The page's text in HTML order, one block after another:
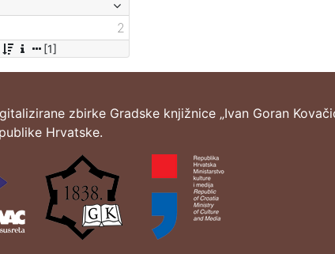
2
[1]
zbirke Gradske knjižnice „Ivan Goran
Hrvatske.